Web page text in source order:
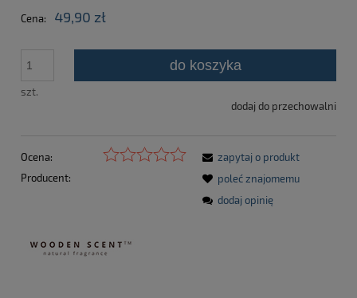
Cena: 49,90 zł
szt.
do koszyka
dodaj do przechowalni
Ocena:
Producent:
zapytaj o produkt
poleć znajomemu
dodaj opinię